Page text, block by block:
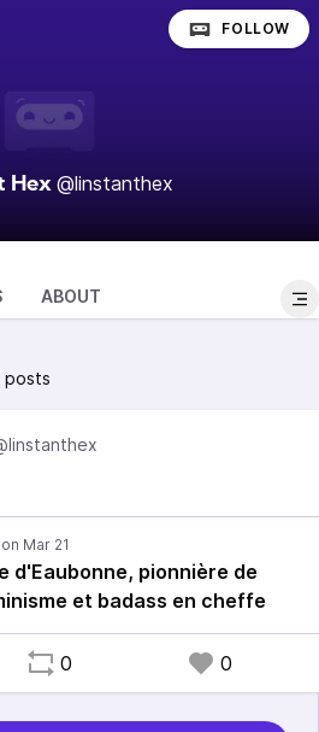
Hex @linstanthex
FOLLOW
ABOUT
posts
d'Eaubonne, pionnière de
et badass en cheffe
0 0